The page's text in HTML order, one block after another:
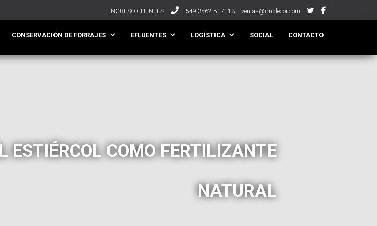
INGRESO CLIENTES +549 3562 517113 ventas@implecor.com
CONSERVACIÓN DE FORRAJES EFLUENTES LOGÍSTICA SOCIAL CONTACTO
ESTIÉRCOL COMO FERTILIZANTE
NATURAL